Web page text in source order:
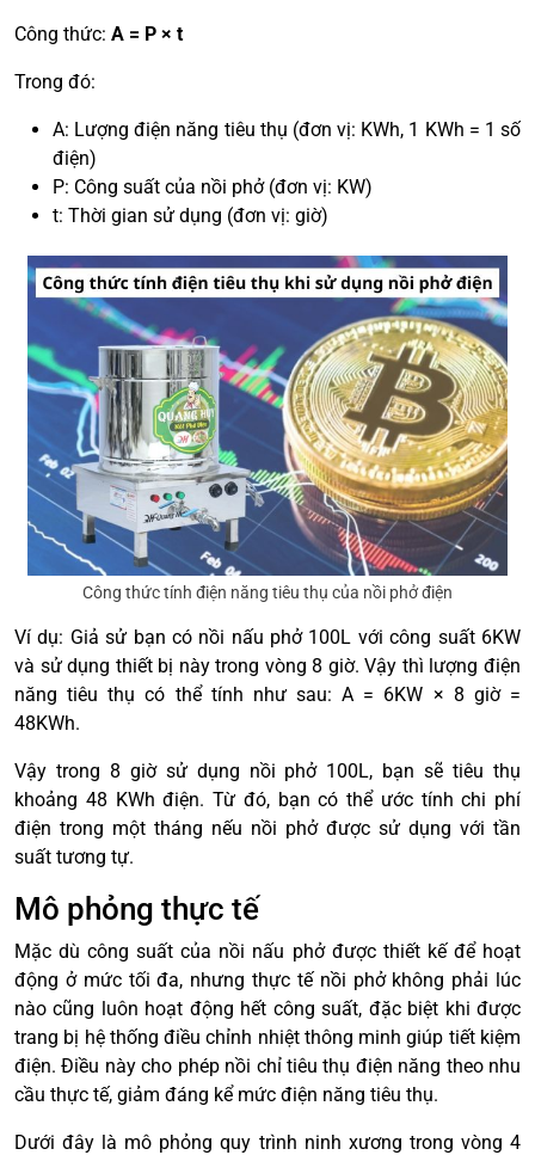
Công thức: A = P × t
Trong đó:
A: Lượng điện năng tiêu thụ (đơn vị: KWh, 1 KWh = 1 số
điện)
P: Công suất của nồi phở (đơn vị: KW)
t: Thời gian sử dụng (đơn vị: giờ)
Công thức tính điện năng tiêu thụ của nồi phở điện
Ví dụ: Giả sử bạn có nồi nấu phở 100L với công suất 6KW
và sử dụng thiết bị này trong vòng 8 giờ. Vậy thì lượng điện
năng tiêu thụ có thể tính như sau: A = 6KW × 8 giờ =
48KWh.
Vậy trong 8 giờ sử dụng nồi phở 100L, bạn sẽ tiêu thụ
khoảng 48 KWh điện. Từ đó, bạn có thể ước tính chi phí
điện trong một tháng nếu nồi phở được sử dụng với tần
suất tương tự.
Mô phỏng thực tế
Mặc dù công suất của nồi nấu phở được thiết kế để hoạt
động ở mức tối đa, nhưng thực tế nồi phở không phải lúc
nào cũng luôn hoạt động hết công suất, đặc biệt khi được
trang bị hệ thống điều chỉnh nhiệt thông minh giúp tiết kiệm
điện. Điều này cho phép nồi chỉ tiêu thụ điện năng theo nhu
cầu thực tế, giảm đáng kể mức điện năng tiêu thụ.
Dưới đây là mô phỏng quy trình ninh xương trong vòng 4